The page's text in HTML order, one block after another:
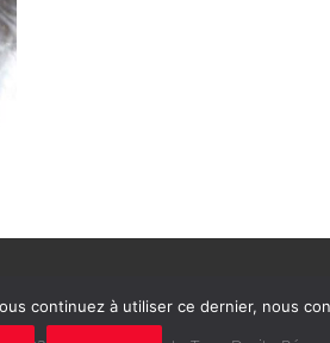
continuez à utiliser ce dernier, nous